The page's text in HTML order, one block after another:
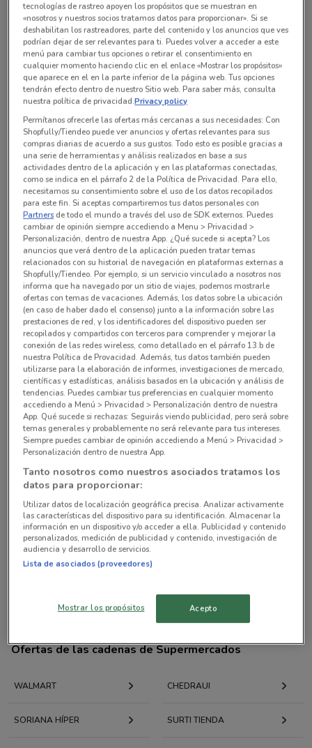
Todas las ofertas de esta tienda
En este momento no hay ofertas vigentes
Sucursales Tiendas 3B alrededor
Av. Coyoacán 425 Benito Juárez
481 m
CERRADO
Avenida Coyoacán No 896 Benito Juarez
732 m
CERRADO
Porfirio Diaz s/n Ciudad De México
982 m
Porfirio Diaz s/n Cdmx
982 m
Gabriel Mancera No 154 Cdmx
1.2 km
CERRADO
Todas las tiendas Tiendas 3B
Ofertas de las cadenas de Supermercados
WALMART CHEDRAUI
SORIANA HÍPER SURTI TIENDA
tecnologías de rastreo apoyen los propósitos que se muestran en
«nosotros y nuestros socios tratamos datos para proporcionar». Si se
deshabilitan los rastreadores, parte del contenido y los anuncios que ves
podrían dejar de ser relevantes para ti. Puedes volver a acceder a este
menú para cambiar tus opciones o retirar el consentimiento en
cualquier momento haciendo clic en el enlace «Mostrar los propósitos»
que aparece en el en la parte inferior de la página web. Tus opciones
tendrán efecto dentro de nuestro Sitio web. Para saber más, consulta
nuestra política de privacidad.Privacy policy
Permítanos ofrecerle las ofertas más cercanas a sus necesidades: Con
Shopfully/Tiendeo puede ver anuncios y ofertas relevantes para sus
compras diarias de acuerdo a sus gustos. Todo esto es posible gracias a
una serie de herramientas y análisis realizados en base a sus
actividades dentro de la aplicación y en las plataformas conectadas,
como se indica en el párrafo 2 de la Política de Privacidad. Para ello,
necesitamos su consentimiento sobre el uso de los datos recopilados
para este fin. Si aceptas compartiremos tus datos personales con
Partners de todo el mundo a través del uso de SDK externos. Puedes
cambiar de opinión siempre accediendo a Menu > Privacidad >
Personalización, dentro de nuestra App. ¿Qué sucede si acepta? Los
anuncios que verá dentro de la aplicación pueden tratar temas
relacionados con su historial de navegación en plataformas externas a
Shopfully/Tiendeo. Por ejemplo, si un servicio vinculado a nosotros nos
informa que ha navegado por un sitio de viajes, podemos mostrarle
ofertas con temas de vacaciones. Además, los datos sobre la ubicación
(en caso de haber dado el consenso) junto a la información sobre las
prestaciones de red, y los identificadores del dispositivo pueden ser
recopilados y compartidos con terceros para comprender y mejorar la
conexión de las redes wireless, como detallado en el párrafo 13.b de
nuestra Política de Provacidad. Además, tus datos también pueden
utilizarse para la elaboración de informes, investigaciones de mercado,
científicas y estadísticas, análisis basados en la ubicación y análisis de
tendencias. Puedes cambiar tus preferencias en cualquier momento
accediendo a Menú > Privacidad > Personalización dentro de nuestra
App. Qué sucede si rechazas: Seguirás viendo publicidad, pero será sobre
temas generales y probablemente no será relevante para tus intereses.
Siempre puedes cambiar de opinión accediendo a Menú > Privacidad >
Personalización dentro de nuestra App.
Tanto nosotros como nuestros asociados tratamos los
datos para proporcionar:
Utilizar datos de localización geográfica precisa. Analizar activamente
las características del dispositivo para su identificación. Almacenar la
información en un dispositivo y/o acceder a ella. Publicidad y contenido
personalizados, medición de publicidad y contenido, investigación de
audiencia y desarrollo de servicios.
Lista de asociados (proveedores)
Mostrar los propósitos Acepto